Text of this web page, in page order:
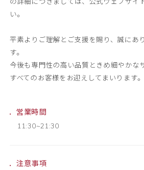
い。
平素よりご理解とご支援を賜り、誠にあ
す。
今後も専門性の高い品質ときめ細やかな
すべてのお客様をお迎えしてまいります。
営業時間
11:30~21:30
注意事項